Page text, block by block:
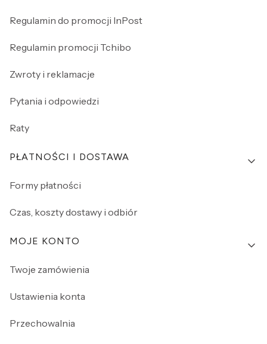
Regulamin do promocji InPost
Regulamin promocji Tchibo
Zwroty i reklamacje
Pytania i odpowiedzi
Raty
PŁATNOŚCI I DOSTAWA
Formy płatności
Czas, koszty dostawy i odbiór
MOJE KONTO
Twoje zamówienia
Ustawienia konta
Przechowalnia